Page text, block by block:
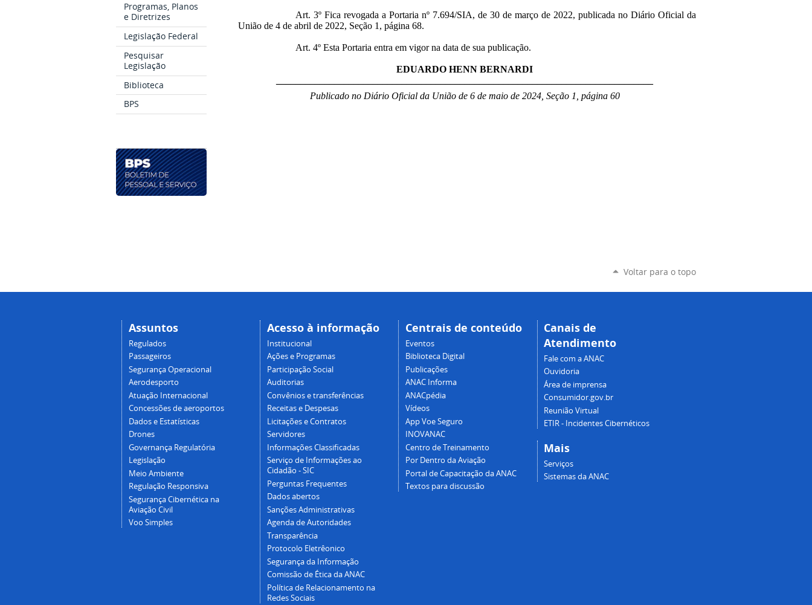
Programas, Planos
e Diretrizes
Legislação Federal
Pesquisar
Legislação
Biblioteca
BPS
Art. 3º Fica revogada a Portaria nº 7.694/SIA, de 30 de março de 2022, publicada no Diário Oficial da
União de 4 de abril de 2022, Seção 1, página 68.
Art. 4º Esta Portaria entra em vigor na data de sua publicação.
EDUARDO HENN BERNARDI
Publicado no Diário Oficial da União de 6 de maio de 2024, Seção 1, página 60
Voltar para o topo
Assuntos
Regulados
Passageiros
Segurança Operacional
Aerodesporto
Atuação Internacional
Concessões de aeroportos
Dados e Estatísticas
Drones
Governança Regulatória
Legislação
Meio Ambiente
Regulação Responsiva
Segurança Cibernética na
Aviação Civil
Voo Simples
Acesso à informação
Institucional
Ações e Programas
Participação Social
Auditorias
Convênios e transferências
Receitas e Despesas
Licitações e Contratos
Servidores
Informações Classificadas
Serviço de Informações ao
Cidadão - SIC
Perguntas Frequentes
Dados abertos
Sanções Administrativas
Agenda de Autoridades
Transparência
Protocolo Eletrêonico
Segurança da Informação
Comissão de Ética da ANAC
Política de Relacionamento na
Redes Sociais
Centrais de conteúdo
Eventos
Biblioteca Digital
Publicações
ANAC Informa
ANACpédia
Vídeos
App Voe Seguro
INOVANAC
Centro de Treinamento
Por Dentro da Aviação
Portal de Capacitação da ANAC
Textos para discussão
Canais de
Atendimento
Fale com a ANAC
Ouvidoria
Área de imprensa
Consumidor.gov.br
Reunião Virtual
ETIR - Incidentes Cibernéticos
Mais
Serviços
Sistemas da ANAC